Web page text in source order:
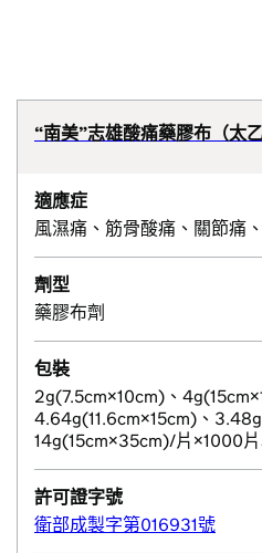
“南美”志雄酸痛藥膠布（太乙
適應症
風濕痛、筋骨酸痛、關節痛
劑型
藥膠布劑
包裝
2g(7.5cm×10cm)、
4.64g(11.6cm×15cm)、
14g(15cm×35cm)/片×1000
許可證字號
衛部成製字第016931號